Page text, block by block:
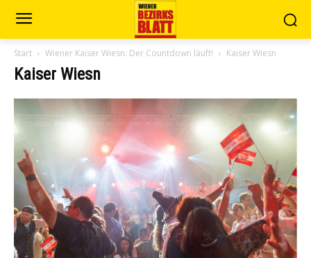
Start Wiener Kaiser Wiesn: Der Countdown läuft! Kaiser Wiesn
Kaiser Wiesn